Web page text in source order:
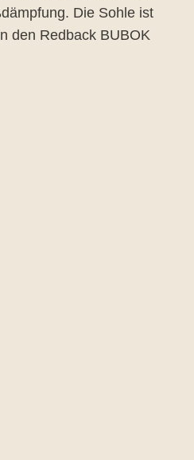
Die Sohle ist
den Redback BUBOK